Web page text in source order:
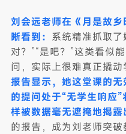
刘会远老师在《月是故
晰看到： 系统精准抓取
对？”“是吧？”这类看似
问，实际上很难真正撬动
报告显示，她这堂课的
的提问处于“无学生响应
样被数据毫无遮掩地揭露
的报告，成为刘老师突